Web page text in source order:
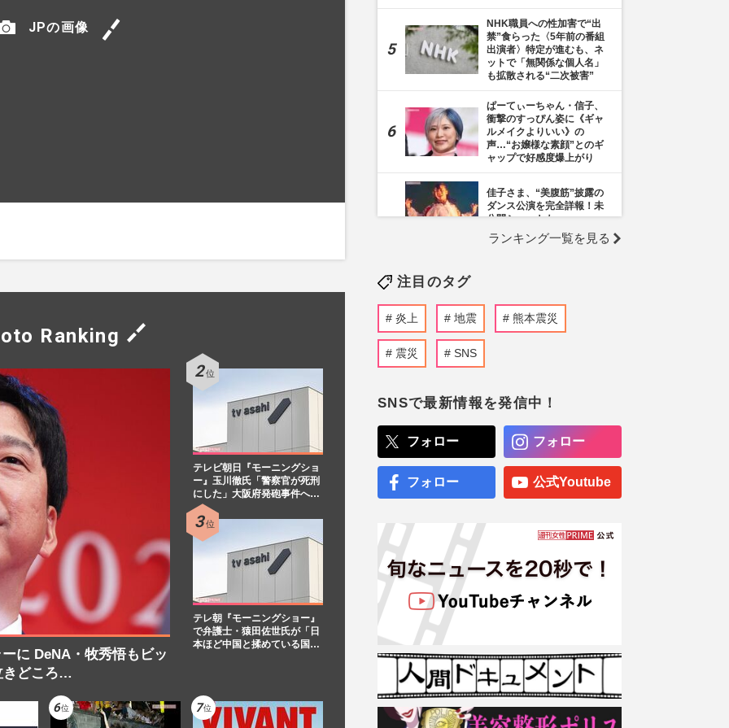
JPの画像
Ranking
に DeNA・牧秀悟もビッ
きどころ…
テレビ朝日『モーニングショ
ー』玉川徹氏「警察官が死刑
にした」大阪府発砲事件へ…
テレ朝『モーニングショー』
で弁護士・猿田佐世氏が「日
本ほど中国と揉めている国…
NHK職員への性加害で“出
禁”食らった〈5年前の番組
出演者〉特定が進むも、ネ
ットで「無関係な個人名」
も拡散される“二次被害”
ぱーてぃーちゃん・信子、
衝撃のすっぴん姿に《ギャ
ルメイクよりいい》の
声…“お嬢様な素顔”とのギ
ャップで好感度爆上がり
佳子さま、“美腹筋”披露の
ダンス公演を完全詳報！未
公開ショットも
「非常識かつ論外」元NHK
青山祐子アナ、長嶋茂雄さ
NHK阿部渉アナ、局内不倫
に“在宅勤務”も「業務内容
は一部しか知らされていな
い」早期退職の可能性も
フジテレビ堤礼実・佐野瑞
樹アナの“まるでデート”な
替え企画」と迷走する!? テ
勝てる10食材」徹底活用マ
ル秘テクニック、1日10点
【大阪より強引？】横浜
市、’27年花博に合わせ「市
内全域」路上喫煙禁止方針
ン”の現状
ランキング一覧を見る
注目のタグ
炎上 地震 熊本震災
震災 SNS
SNSで最新情報を発信中！
フォロー フォロー
フォロー 公式Youtube